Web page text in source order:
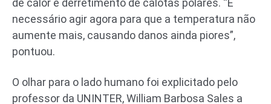
de calor e derretimento de calotas polares. “É
necessário agir agora para que a temperatura não
aumente mais, causando danos ainda piores”,
pontuou.
O olhar para o lado humano foi explicitado pelo
professor da UNINTER, William Barbosa Sales a